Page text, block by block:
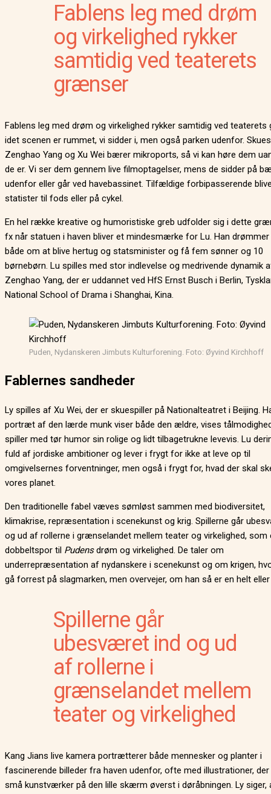
Fablens leg med drøm
og virkelighed rykker
samtidig ved teaterets
grænser
Fablens leg med drøm og virkelighed rykker samtidig ved teaterets
idet scenen er rummet, vi sidder i, men også parken udenfor.
Zenghao Yang og Xu Wei bærer mikroports, så vi kan høre dem
de er. Vi ser dem gennem live filmoptagelser, mens de sidder på
udenfor eller går ved havebassinet. Tilfældige forbipasserende
statister til fods eller på cykel.
En hel række kreative og humoristiske greb udfolder sig i dette
fx når statuen i haven bliver et mindesmærke for Lu. Han drømmer
både om at blive hertug og statsminister og få fem sønner og 10
børnebørn. Lu spilles med stor indlevelse og medrivende dynamik
Zenghao Yang, der er uddannet ved HfS Ernst Busch i Berlin,
National School of Drama i Shanghai, Kina.
Puden, Nydanskeren Jimbuts Kulturforening. Foto: Øyvind Kirchhoff
Fablernes sandheder
Ly spilles af Xu Wei, der er skuespiller på Nationalteatret i Beijing.
portræt af den lærde munk viser både den ældre, vises
spiller med tør humor sin rolige og lidt tilbagetrukne levevis. Lu
fuld af jordiske ambitioner og lever i frygt for ikke at leve op til
omgivelsernes forventninger, men også i frygt for, hvad der skal
vores planet.
Den traditionelle fabel væves sømløst sammen med biodiversitet,
klimakrise, repræsentation i scenekunst og krig. Spillerne går
og ud af rollerne i grænselandet mellem teater og virkelighed, som
dobbeltspor til Pudensdrøm og virkelighed. De taler om
underrepræsentation af nydanskere i scenekunst og om krigen,
gå forrest på slagmarken, men overvejer, om han så er en helt
Spillerne går
ubesværet ind og ud
af rollerne i
grænselandet mellem
teater og virkelighed
Kang Jians live kamera portrætterer både mennesker og planter i
fascinerende billeder fra haven udenfor, ofte med illustrationer,
små kunstværker på den lille skærm øverst i døråbningen. Ly siger,